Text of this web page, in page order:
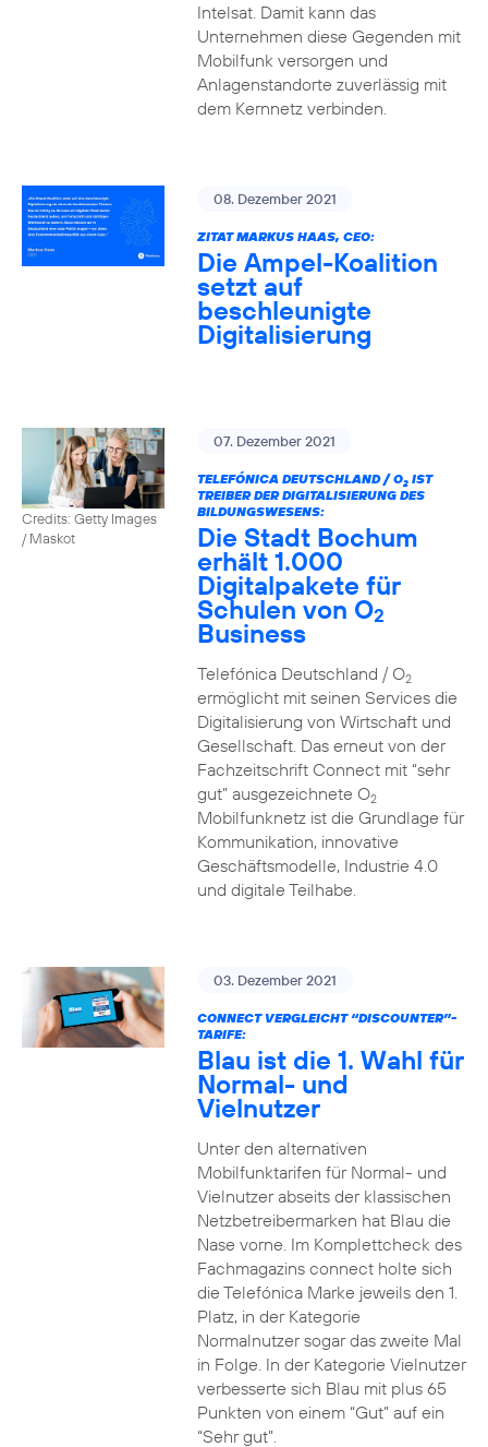
Intelsat. Damit kann das
Unternehmen diese Gegenden mit
Mobilfunk versorgen und
Anlagenstandorte zuverlässig mit
dem Kernnetz verbinden.
08. Dezember 2021
ZITAT MARKUS HAAS, CEO:
Die Ampel-Koalition
setzt auf
beschleunigte
Digitalisierung
Credits: Getty Images
/ Maskot
07. Dezember 2021
TELEFÓNICA DEUTSCHLAND / O2IST
TREIBER DER DIGITALISIERUNG DES
BILDUNGSWESENS:
Die Stadt Bochum
erhält 1.000
Digitalpakete für
Schulen von O2
Business
Telefónica Deutschland / O2
ermöglicht mit seinen Services die
Digitalisierung von Wirtschaft und
Gesellschaft. Das erneut von der
Fachzeitschrift Connect mit “sehr
gut” ausgezeichnete O2
Mobilfunknetz ist die Grundlage für
Kommunikation, innovative
Geschäftsmodelle, Industrie 4.0
und digitale Teilhabe.
03. Dezember 2021
CONNECT VERGLEICHT “DISCOUNTER”-
TARIFE:
Blau ist die 1. Wahl für
Normal- und
Vielnutzer
Unter den alternativen
Mobilfunktarifen für Normal- und
Vielnutzer abseits der klassischen
Netzbetreibermarken hat Blau die
Nase vorne. Im Komplettcheck des
Fachmagazins connect holte sich
die Telefónica Marke jeweils den 1.
Platz, in der Kategorie
Normalnutzer sogar das zweite Mal
in Folge. In der Kategorie Vielnutzer
verbesserte sich Blau mit plus 65
Punkten von einem “Gut” auf ein
“Sehr gut”.